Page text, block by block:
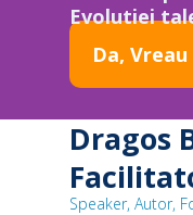
Evolutiei
Da,
Dragos
Speaker, Autor,